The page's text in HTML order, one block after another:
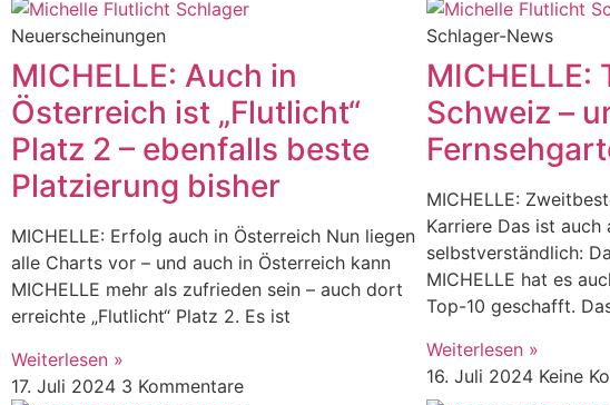
Neuerscheinungen
MICHELLE: Auch in
Österreich ist „Flutlicht“
Platz 2 – ebenfalls beste
Platzierung bisher
MICHELLE: Erfolg auch in Österreich Nun liegen
alle Charts vor – und auch in Österreich kann
MICHELLE mehr als zufrieden sein – auch dort
erreichte „Flutlicht“ Platz 2. Es ist
Weiterlesen »
17. Juli 2024 3 Kommentare
Schlager-News
MICHELLE:
Schweiz –
MICHELLE:
Karriere Das ist auch
selbstverständlich:
MICHELLE hat es
Top-10 geschafft.
Weiterlesen »
16. Juli 2024 Keine